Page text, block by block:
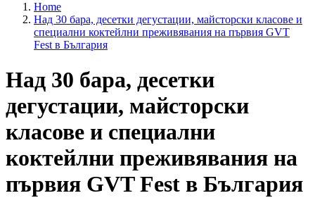
Home
Над 30 бара, десетки дегустации, майсторски класове и
специални коктейлни преживявания на първия GVT
Fest в България
Над 30 бара, десетки
дегустации, майсторски
класове и специални
коктейлни преживявания на
първия GVT Fest в България